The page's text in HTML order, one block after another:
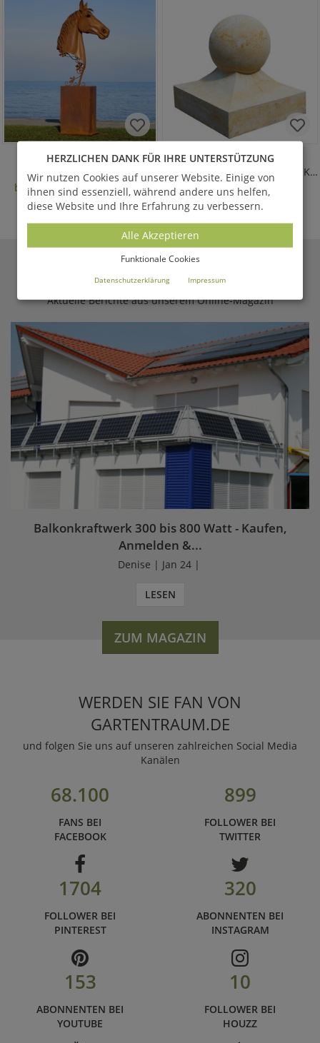
EQUERA
Pferdebüste auf Sockel
bis 31.12.26 statt3.320,00 €
ab 2.656,00 €*
CHALET
Mauer Pfeiler Verzierung mit Kugel
345,00 €*
GARTENTRAUM.DEMAGAZIN
Aktuelle Berichte aus unserem Online-Magazin
Balkonkraftwerk 300 bis 800 Watt - Kaufen,
Anmelden &...
Denise | Jan 24 |
LESEN
ZUM MAGAZIN
WERDEN SIE FAN VON
GARTENTRAUM.DE
und folgen Sie uns auf unseren zahlreichen Social Media
Kanälen
68.100
FANS BEI
FACEBOOK
899
FOLLOWER BEI
TWITTER
1704
FOLLOWER BEI
PINTEREST
320
ABONNENTEN BEI
INSTAGRAM
153
ABONNENTEN BEI
YOUTUBE
10
FOLLOWER BEI
HOUZZ
HERZLICHEN DANK FÜR IHRE UNTERSTÜTZUNG
Wir nutzen Cookies auf unserer Website. Einige von
ihnen sind essenziell, während andere uns helfen,
diese Website und Ihre Erfahrung zu verbessern.
Alle Akzeptieren
Funktionale Cookies
Datenschutzerklärung Impressum